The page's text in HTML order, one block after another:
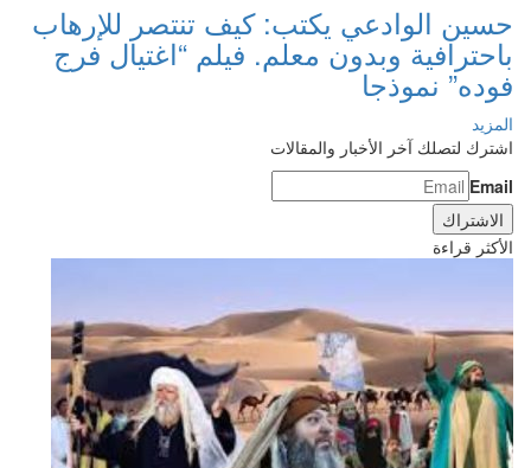
حسين الوادعي يكتب: كيف تنتصر للإرهاب
باحترافية وبدون معلم. فيلم “اغتيال فرج
فوده” نموذجا
المزيد
اشترك لتصلك آخر الأخبار والمقالات
Email
الأكثر قراءة